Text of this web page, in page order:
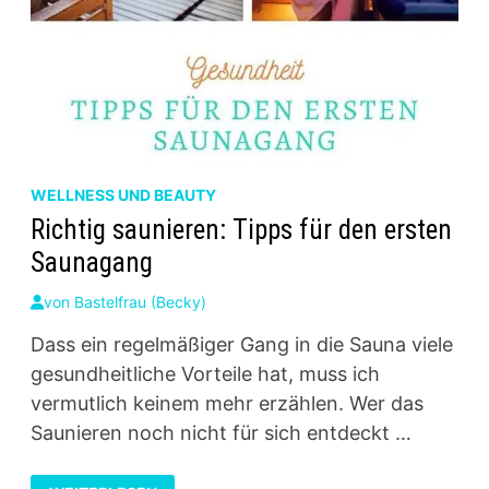
WELLNESS UND BEAUTY
Richtig saunieren: Tipps für den ersten
Saunagang
von Bastelfrau (Becky)
Dass ein regelmäßiger Gang in die Sauna viele
gesundheitliche Vorteile hat, muss ich
vermutlich keinem mehr erzählen. Wer das
Saunieren noch nicht für sich entdeckt …
RICHTIG